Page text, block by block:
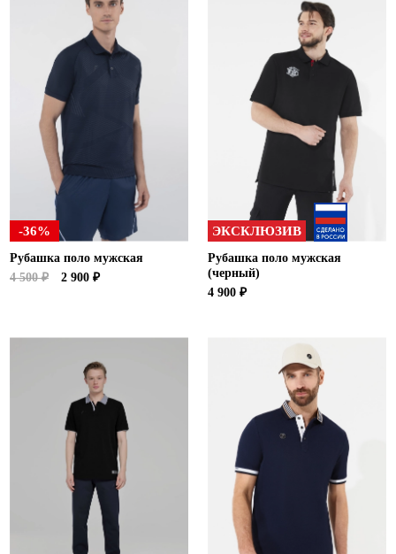
-36%
Рубашка поло мужская
4 500 ₽
2 900 ₽
ЭКСКЛЮЗИВ
Рубашка поло мужская
(черный)
4 900 ₽